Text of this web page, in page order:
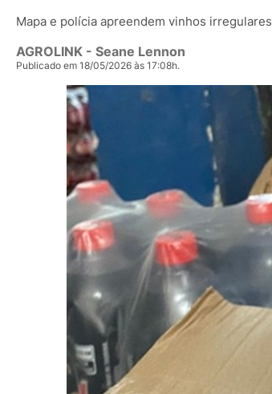
Mapa e polícia apreendem vinhos irregulares
AGROLINK - Seane Lennon
Publicado em 18/05/2026 às 17:08h.